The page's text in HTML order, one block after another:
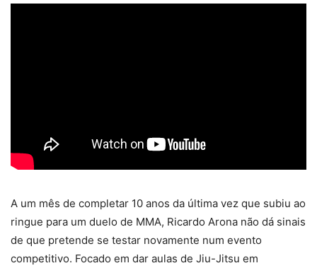
A um mês de completar 10 anos da última vez que subiu ao
ringue para um duelo de MMA, Ricardo Arona não dá sinais
de que pretende se testar novamente num evento
competitivo. Focado em dar aulas de Jiu-Jitsu em